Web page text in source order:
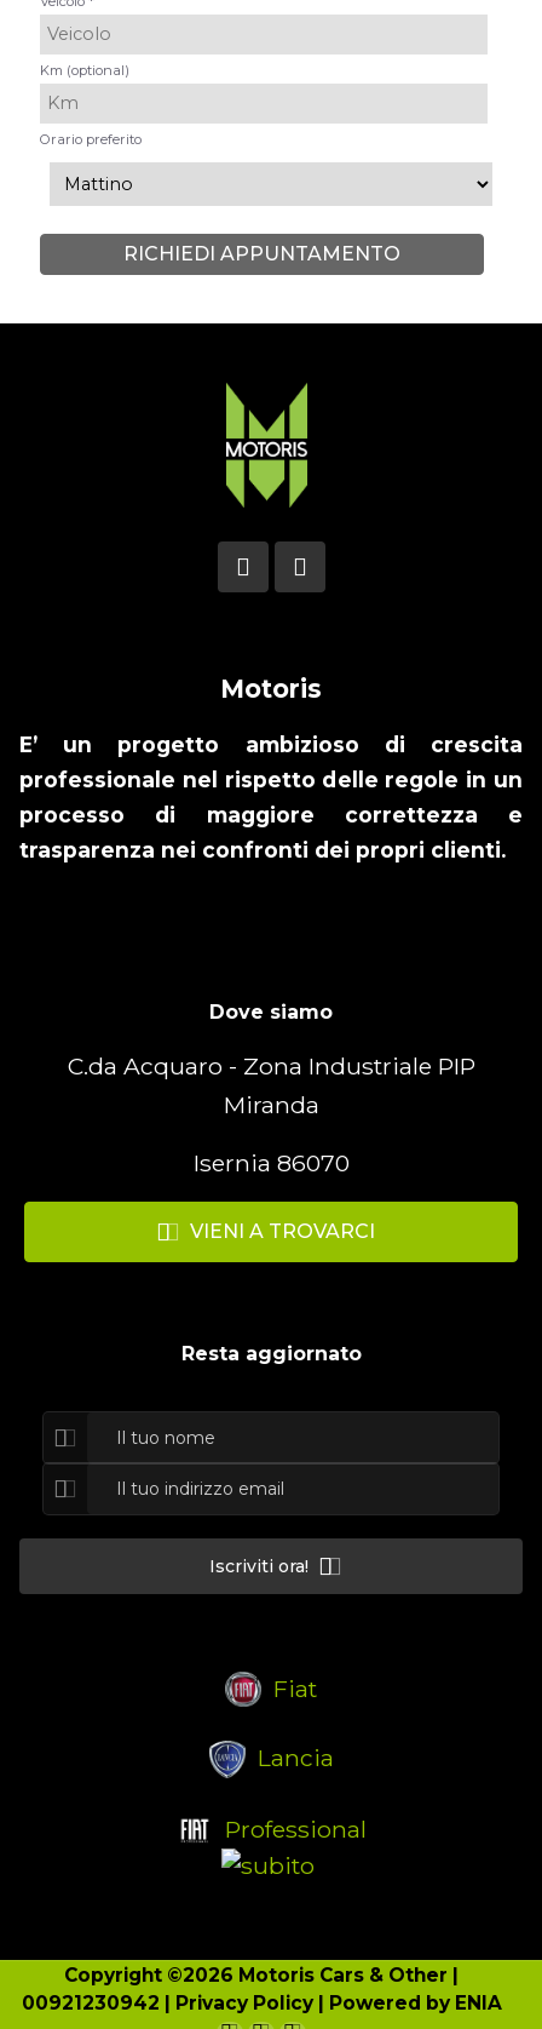
Km (optional)
Orario preferito
RICHIEDI APPUNTAMENTO
Motoris
E’ un progetto ambizioso di crescita
professionale nel rispetto delle regole in un
processo di maggiore correttezza e
trasparenza nei confronti dei propri clienti.
Dove siamo
C.da Acquaro - Zona Industriale PIP
Miranda
Isernia 86070
VIENI A TROVARCI
Resta aggiornato
Iscriviti ora!
Fiat
Lancia
Professional
Copyright ©2026 Motoris Cars & Other |
00921230942 | Privacy Policy| Powered by ENIA